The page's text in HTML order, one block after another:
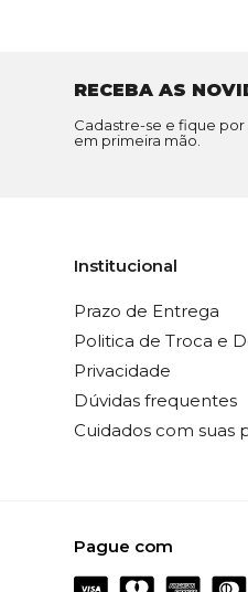
RECEBA AS
Cadastre-se e fique
em primeira mão.
Institucional
Prazo de Entrega
Politica de Troca e
Privacidade
Dúvidas frequentes
Cuidados com suas
Pague com